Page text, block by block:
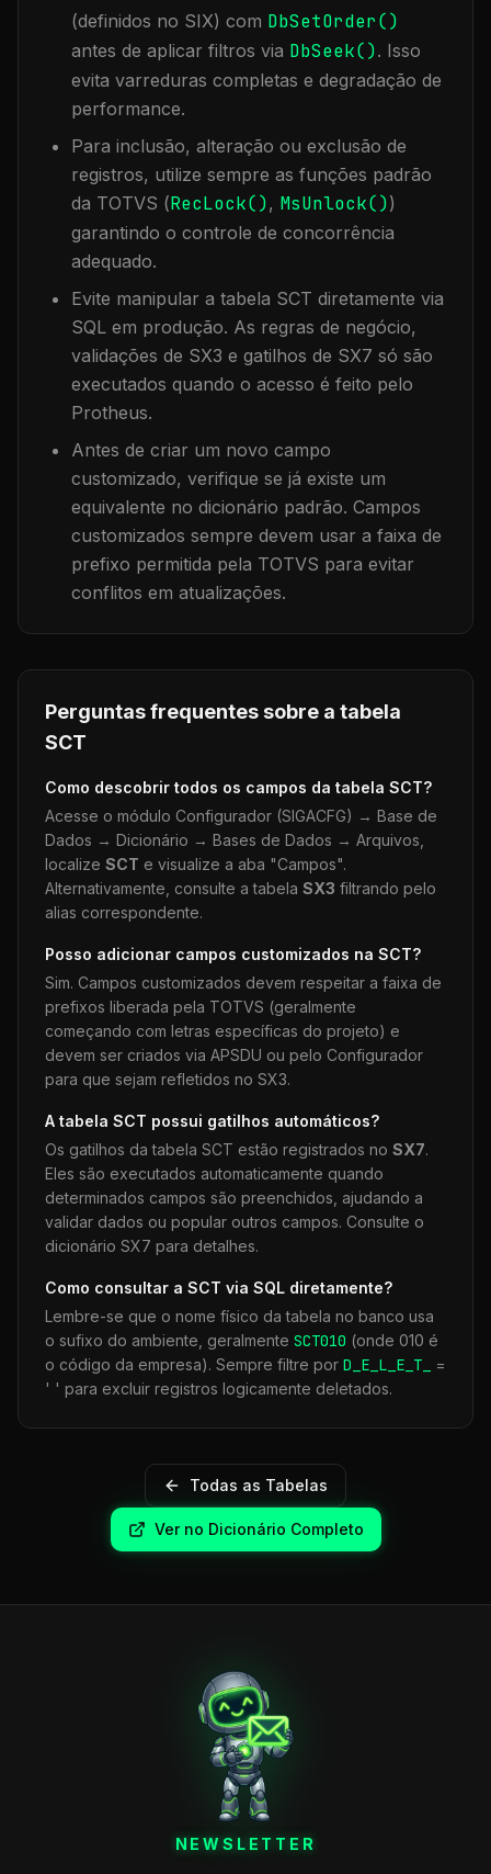
(definidos no SIX) com DbSetOrder()
antes de aplicar filtros via DbSeek(). Isso
evita varreduras completas e degradação de
performance.
Para inclusão, alteração ou exclusão de
registros, utilize sempre as funções padrão
da TOTVS (RecLock(), MsUnlock())
garantindo o controle de concorrência
adequado.
Evite manipular a tabela SCT diretamente via
SQL em produção. As regras de negócio,
validações de SX3 e gatilhos de SX7 só são
executados quando o acesso é feito pelo
Protheus.
Antes de criar um novo campo
customizado, verifique se já existe um
equivalente no dicionário padrão. Campos
customizados sempre devem usar a faixa de
prefixo permitida pela TOTVS para evitar
conflitos em atualizações.
Perguntas frequentes sobre a tabela
SCT
Como descobrir todos os campos da tabela SCT?
Acesse o módulo Configurador (SIGACFG) → Base de
Dados → Dicionário → Bases de Dados → Arquivos,
localize SCT e visualize a aba "Campos".
Alternativamente, consulte a tabela SX3 filtrando pelo
alias correspondente.
Posso adicionar campos customizados na SCT?
Sim. Campos customizados devem respeitar a faixa de
prefixos liberada pela TOTVS (geralmente
começando com letras específicas do projeto) e
devem ser criados via APSDU ou pelo Configurador
para que sejam refletidos no SX3.
A tabela SCT possui gatilhos automáticos?
Os gatilhos da tabela SCT estão registrados no SX7.
Eles são executados automaticamente quando
determinados campos são preenchidos, ajudando a
validar dados ou popular outros campos. Consulte o
dicionário SX7 para detalhes.
Como consultar a SCT via SQL diretamente?
Lembre-se que o nome físico da tabela no banco usa
o sufixo do ambiente, geralmente SCT010 (onde 010 é
o código da empresa). Sempre filtre por D_E_L_E_T_
=
' ' para excluir registros logicamente deletados.
Todas as Tabelas
Ver no Dicionário Completo
NEWSLETTER